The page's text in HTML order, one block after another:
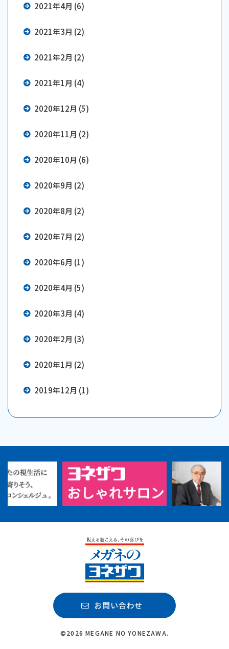
2021年4月 (6)
2021年3月 (2)
2021年2月 (2)
2021年1月 (4)
2020年12月 (5)
2020年11月 (2)
2020年10月 (6)
2020年9月 (2)
2020年8月 (2)
2020年7月 (2)
2020年6月 (1)
2020年4月 (5)
2020年3月 (4)
2020年2月 (3)
2020年1月 (2)
2019年12月 (1)
お問い合わせ
©2026 MEGANE NO YONEZAWA.